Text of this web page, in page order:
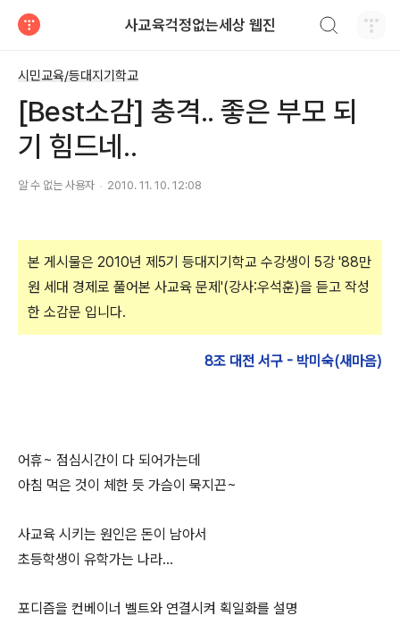
사교육걱정없는세상 웹진
시민교육/등대지기학교
[Best소감] 충격.. 좋은 부모 되
기 힘드네..
알 수 없는 사용자 2010. 11. 10. 12:08
본 게시물은 2010년 제5기 등대지기학교 수강생이 5강 '88만
원 세대 경제로 풀어본 사교육 문제'(강사:우석훈)을 듣고 작성
한 소감문 입니다.
8조 대전 서구 - 박미숙(새마음)
어휴~ 점심시간이 다 되어가는데
아침 먹은 것이 체한 듯 가슴이 묵지끈~
사교육 시키는 원인은 돈이 남아서
초등학생이 유학가는 나라...
포디즘을 컨베이너 벨트와 연결시켜 획일화를 설명